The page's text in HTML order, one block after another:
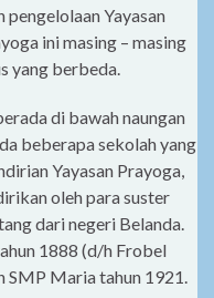
pengelolaan Yayasan
ini masing – masing
yang berbeda.
di bawah naungan
beberapa sekolah yang
Yayasan Prayoga,
oleh para suster
dari negeri Belanda.
1888 (d/h Frobel
SMP Maria tahun 1921.